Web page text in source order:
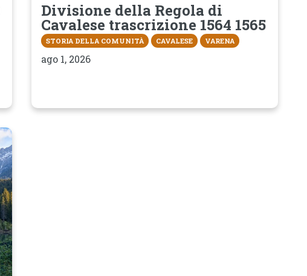
Divisione della Regola di
Cavalese trascrizione 1564 1565
STORIA DELLA COMUNITÀ CAVALESE VARENA
ago 1, 2026